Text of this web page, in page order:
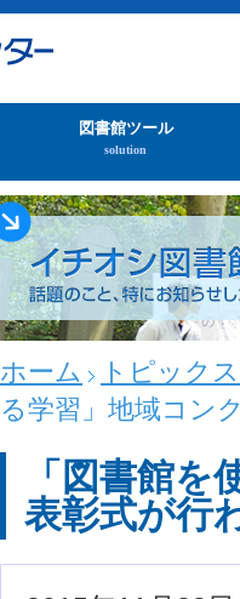
図書館ツール
solution
ホーム
トピックス
る学習」地域コン
「図書館
表彰式が行